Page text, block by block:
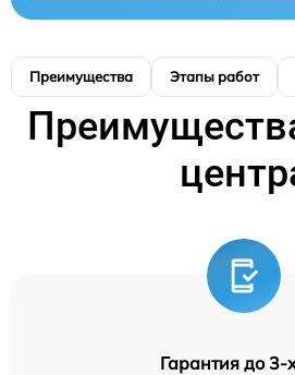
Преимущества Этапы работ
Гарантия до 3-